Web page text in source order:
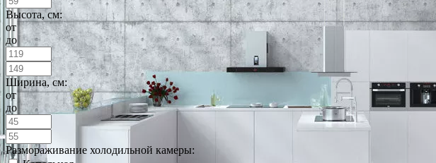
Высота, см:
от
до
Ширина, см:
от
до
Размораживание холодильной камеры: